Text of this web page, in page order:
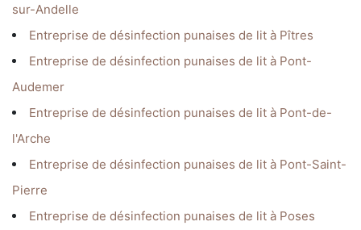
sur-Andelle
Entreprise de désinfection punaises de lit à Pîtres
Entreprise de désinfection punaises de lit à Pont-
Audemer
Entreprise de désinfection punaises de lit à Pont-de-
l'Arche
Entreprise de désinfection punaises de lit à Pont-Saint-
Pierre
Entreprise de désinfection punaises de lit à Poses